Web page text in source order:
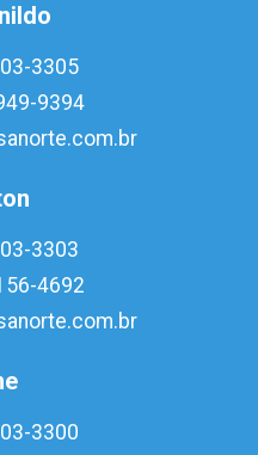
3305
9394
3303
4692
3300